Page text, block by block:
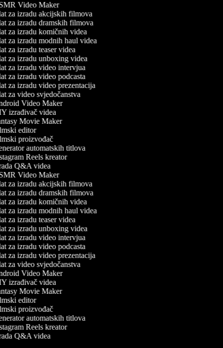
Video Maker
za izradu akcijskih filmova
za izradu dramskih filmova
za izradu komičnih videa
za izradu modnih haul videa
za izradu teaser videa
za izradu unboxing videa
za izradu video intervjua
za izradu video podcasta
za izradu video prezentacija
za video svjedočanstva
Video Maker
izrađivač videa
Movie Maker
editor
proizvođač
automatskih titlova
Reels kreator
Q&A videa
Video Maker
za izradu akcijskih filmova
za izradu dramskih filmova
za izradu komičnih videa
za izradu modnih haul videa
za izradu teaser videa
za izradu unboxing videa
za izradu video intervjua
za izradu video podcasta
za izradu video prezentacija
za video svjedočanstva
Video Maker
izrađivač videa
Movie Maker
editor
proizvođač
automatskih titlova
Reels kreator
Q&A videa